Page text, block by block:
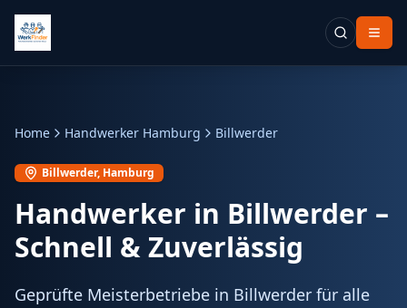
Home Handwerker Hamburg Billwerder
Billwerder, Hamburg
Handwerker in Billwerder –
Schnell & Zuverlässig
Geprüfte Meisterbetriebe in Billwerder für alle